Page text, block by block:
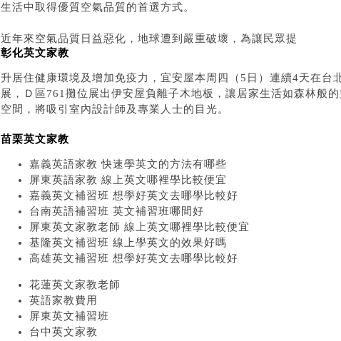
生活中取得優質空氣品質的首選方式。
近年來空氣品質日益惡化，地球遭到嚴重破壞，為讓民眾提
彰化英文家教
升居住健康環境及增加免疫力，宜安屋本周四（5日）連續4天在台
展，Ｄ區761攤位展出伊安屋負離子木地板，讓居家生活如森林般
空間，將吸引室內設計師及專業人士的目光。
苗栗英文家教
嘉義英語家教 快速學英文的方法有哪些
屏東英語家教 線上英文哪裡學比較便宜
嘉義英文補習班 想學好英文去哪學比較好
台南英語補習班 英文補習班哪間好
屏東英文家教老師 線上英文哪裡學比較便宜
基隆英文補習班 線上學英文的效果好嗎
高雄英文補習班 想學好英文去哪學比較好
花蓮英文家教老師
英語家教費用
屏東英文補習班
台中英文家教